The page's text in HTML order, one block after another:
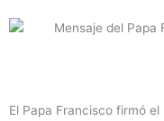
El Papa Francisco firmó